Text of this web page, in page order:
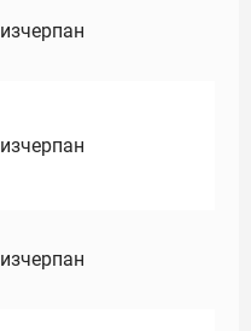
изчерпан
изчерпан
изчерпан